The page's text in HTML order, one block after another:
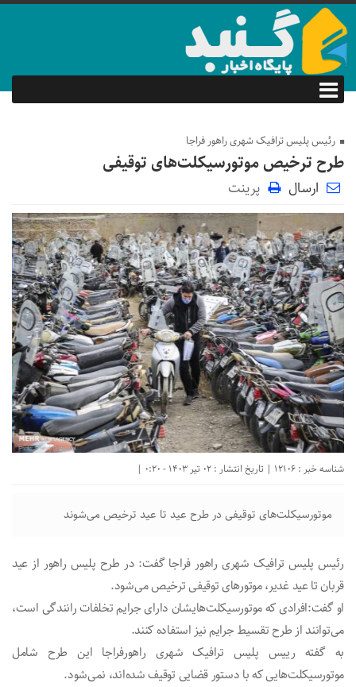
رئیس پلیس ترافیک شهری راهور فراجا
طرح ترخیص موتورسیکلت‌های توقیفی
ارسال پرینت
شناسه خبر : 12106 | تاریخ انتشار : 02 تیر 1403 - 0:20 |
موتورسیکلت‌های توقیفی در طرح عید تا عید ترخیص می‌شوند
رئیس پلیس ترافیک شهری راهور فراجا گفت: در طرح پلیس راهور از عید
قربان تا عید غدیر، موتور‌های توقیفی ترخیص می‌شود.
او گفت:افرادی که موتورسیکلت‌هایشان دارای جرایم تخلفات رانندگی است،
می‌توانند از طرح تقسیط جرایم نیز استفاده کنند.
به گفته رییس پلیس ترافیک شهری راهورفراجا این طرح شامل
موتورسیکلت‌هایی که با دستور قضایی توقیف شده‌اند، نمی‌شود.